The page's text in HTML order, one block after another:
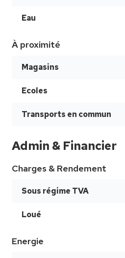
Eau
À proximité
Magasins
Ecoles
Transports en commun
Admin & Financier
Charges & Rendement
Sous régime TVA
Loué
Energie